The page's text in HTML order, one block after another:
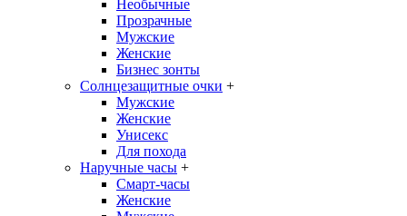
Необычные
Прозрачные
Мужские
Женские
Бизнес зонты
Солнцезащитные очки +
Мужские
Женские
Унисекс
Для похода
Наручные часы +
Смарт-часы
Женские